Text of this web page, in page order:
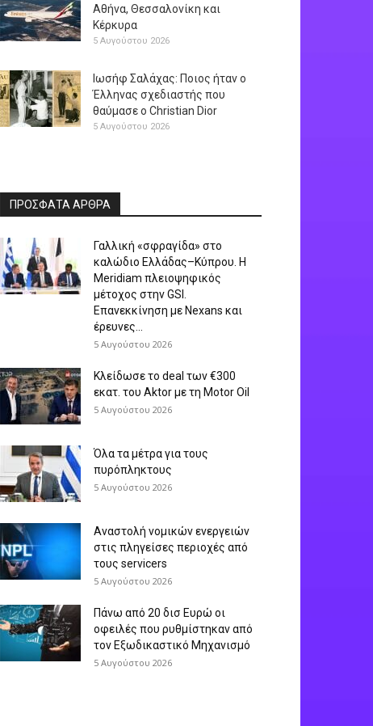
Αθήνα, Θεσσαλονίκη και
Κέρκυρα
5 Αυγούστου 2026
Ιωσήφ Σαλάχας: Ποιος ήταν ο
Έλληνας σχεδιαστής που
θαύμασε ο Christian Dior
5 Αυγούστου 2026
ΠΡΟΣΦΑΤΑ ΑΡΘΡΑ
Γαλλική «σφραγίδα» στο
καλώδιο Ελλάδας–Κύπρου. Η
Meridiam πλειοψηφικός
μέτοχος στην GSI.
Επανεκκίνηση με Nexans και
έρευνες...
5 Αυγούστου 2026
Κλείδωσε το deal των €300
εκατ. του Aktor με τη Μotor Oil
5 Αυγούστου 2026
Όλα τα μέτρα για τους
πυρόπληκτους
5 Αυγούστου 2026
Αναστολή νομικών ενεργειών
στις πληγείσες περιοχές από
τους servicers
5 Αυγούστου 2026
Πάνω από 20 δισ Ευρώ οι
οφειλές που ρυθμίστηκαν από
τον Εξωδικαστικό Μηχανισμό
5 Αυγούστου 2026